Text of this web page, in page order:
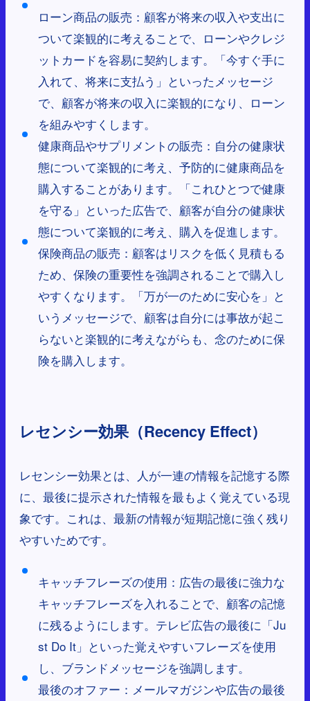
ローン商品の販売：顧客が将来の収入や支出に
ついて楽観的に考えることで、ローンやクレジ
ットカードを容易に契約します。「今すぐ手に
入れて、将来に支払う」といったメッセージ
で、顧客が将来の収入に楽観的になり、ローン
を組みやすくします。
健康商品やサプリメントの販売：自分の健康状
態について楽観的に考え、予防的に健康商品を
購入することがあります。「これひとつで健康
を守る」といった広告で、顧客が自分の健康状
態について楽観的に考え、購入を促進します。
保険商品の販売：顧客はリスクを低く見積もる
ため、保険の重要性を強調されることで購入し
やすくなります。「万が一のために安心を」と
いうメッセージで、顧客は自分には事故が起こ
らないと楽観的に考えながらも、念のために保
険を購入します。
レセンシー効果（Recency Effect）
レセンシー効果とは、人が一連の情報を記憶する際
に、最後に提示された情報を最もよく覚えている現
象です。これは、最新の情報が短期記憶に強く残り
やすいためです。
キャッチフレーズの使用：広告の最後に強力な
キャッチフレーズを入れることで、顧客の記憶
に残るようにします。テレビ広告の最後に「Ju
st Do It」といった覚えやすいフレーズを使用
し、ブランドメッセージを強調します。
最後のオファー：メールマガジンや広告の最後